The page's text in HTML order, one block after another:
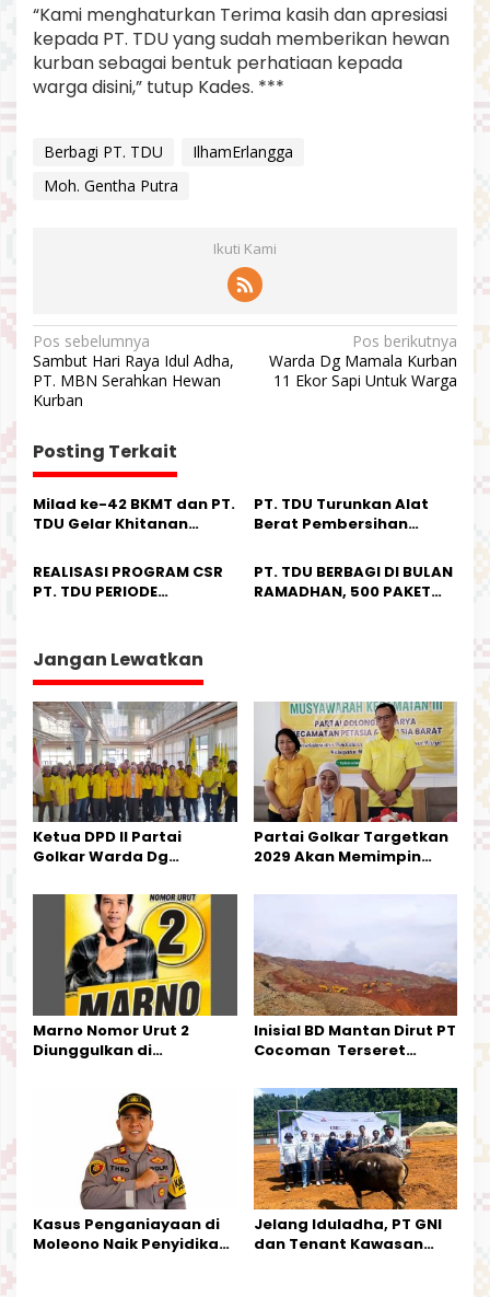
“Kami menghaturkan Terima kasih dan apresiasi
kepada PT. TDU yang sudah memberikan hewan
kurban sebagai bentuk perhatiaan kepada
warga disini,” tutup Kades. ***
Berbagi PT. TDU
IlhamErlangga
Moh. Gentha Putra
Ikuti Kami
N
a
v
i
g
a
s
i
p
s
Pos sebelumnya
Sambut Hari Raya Idul Adha,
PT. MBN Serahkan Hewan
Kurban
Pos berikutnya
Warda Dg Mamala Kurban
11 Ekor Sapi Untuk Warga
Posting Terkait
Milad ke-42 BKMT dan PT.
TDU Gelar Khitanan
Kesehatan
PT. TDU Turunkan Alat
Berat Pembersihan
REALISASI PROGRAM CSR
PT. TDU PERIODE
JUTA RUPIAH
PT. TDU BERBAGI DI BULAN
RAMADHAN, 500 PAKET
Jangan Lewatkan
Ketua DPD II Partai
Golkar Warda Dg
Pengurus Parti
Kecamatan Petasia dan
Kecamatan Petbar
Partai Golkar Targetkan
2029 Akan Memimpin
Marno Nomor Urut 2
Diunggulkan di
Kesederhanaannya Jadi
Harapan Warga
Inisial BD Mantan Dirut PT
Cocoman Terseret
Tata Kelola Tambang
Kalimantan Barat
Kasus Penganiayaan di
Moleono Naik Penyidikan,
Jelang Iduladha, PT GNI
dan Tenant Kawasan